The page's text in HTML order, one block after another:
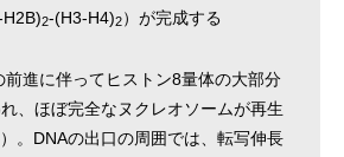
2-(H3-H4)2）が完成する
前進に伴ってヒストン8量体の大部分
、ほぼ完全なヌクレオソームが再生
。DNAの出口の周囲では、転写伸長